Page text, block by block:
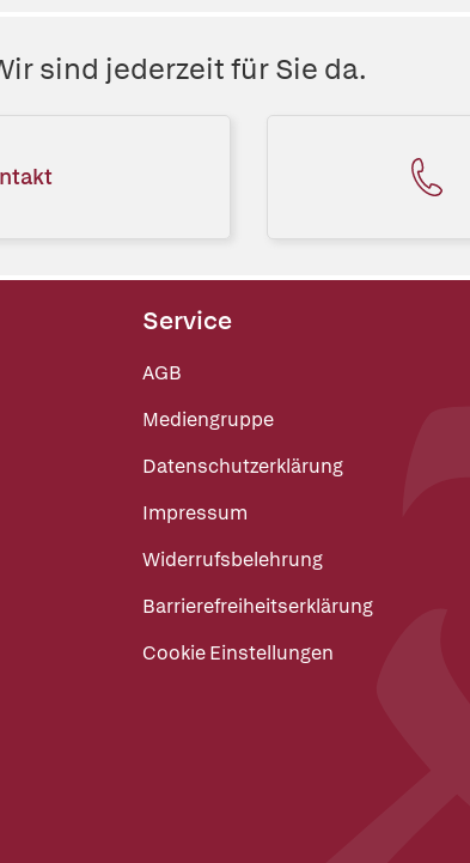
sind jederzeit für Sie da.
Service
AGB
Mediengruppe
Datenschutzerklärung
Impressum
Widerrufsbelehrung
Barrierefreiheitserklärung
Cookie Einstellungen